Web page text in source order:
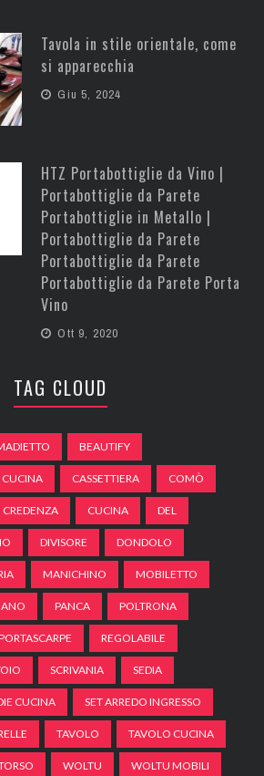
Tavola in stile orientale, come
si apparecchia
Giu 5, 2024
HTZ Portabottiglie da Vino |
Portabottiglie da Parete
Portabottiglie in Metallo |
Portabottiglie da Parete
Portabottiglie da Parete
Portabottiglie da Parete Porta
Vino
Ott 9, 2020
TAG CLOUD
BEAUTIFY
CUCINA CASSETTIERA COMÒ
CREDENZA CUCINA DEL
DIVISORE DONDOLO
MANICHINO MOBILETTO
PANCA POLTRONA
REGOLABILE
SCRIVANIA SEDIA
CUCINA SET ARREDO INGRESSO
TAVOLO TAVOLO CUCINA
WOLTU WOLTU MOBILI